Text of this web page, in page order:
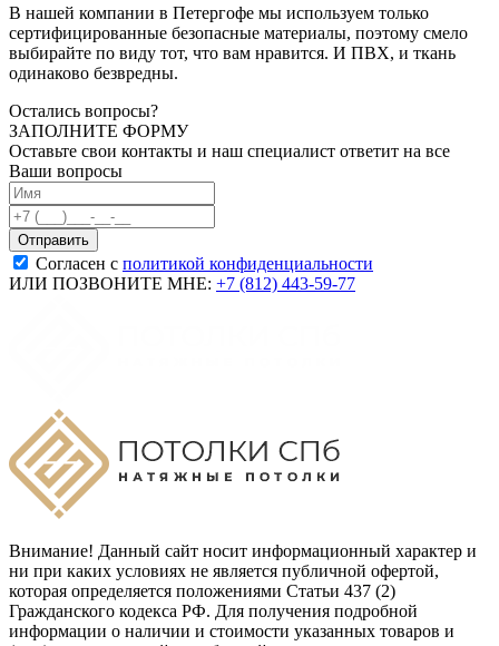
В нашей компании в Петергофе мы используем только
сертифицированные безопасные материалы, поэтому смело
выбирайте по виду тот, что вам нравится. И ПВХ, и ткань
одинаково безвредны.
Остались вопросы?
ЗАПОЛНИТЕ ФОРМУ
Оставьте свои контакты и наш специалист ответит на все
Ваши вопросы
Согласен с политикой конфиденциальности
ИЛИ ПОЗВОНИТЕ МНЕ: +7 (812) 443-59-77
Внимание! Данный сайт носит информационный характер и
ни при каких условиях не является публичной офертой,
которая определяется положениями Статьи 437 (2)
Гражданского кодекса РФ. Для получения подробной
информации о наличии и стоимости указанных товаров и